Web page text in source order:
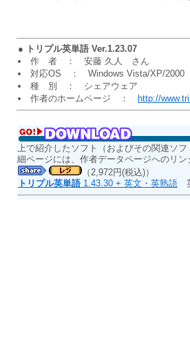
●
トリプル英単語 Ver.1.23.07
作 者 ： 安藤 久人 さん
対応OS ： Windows Vista/XP/2000
種 別 ： シェアウェア
作者のホームページ ：
http://
上で紹介したソフト（およびその関連ソ
細ページには、作者データページへのリン
（2,972円(税込)）
トリプル英単語1.43.30 + 英文・英熟語